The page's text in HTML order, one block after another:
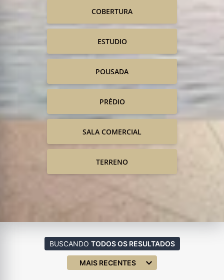
COBERTURA
ESTUDIO
POUSADA
PRÉDIO
SALA COMERCIAL
TERRENO
BUSCANDO TODOS OS RESULTADOS
MAIS RECENTES